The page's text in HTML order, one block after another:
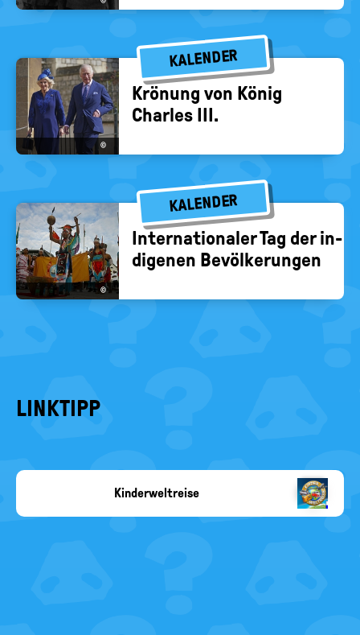
KALENDER
©
Krö­nung von König
Charles III.
KALENDER
©
In­ter­na­tio­na­ler Tag der in­
di­ge­nen Be­völ­ke­run­gen
LINKTIPP
Kinderweltreise